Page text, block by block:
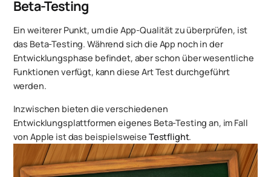
Beta-Testing
Ein weiterer Punkt, um die App-Qualität zu überprüfen, ist
das Beta-Testing. Während sich die App noch in der
Entwicklungsphase befindet, aber schon über wesentliche
Funktionen verfügt, kann diese Art Test durchgeführt
werden.
Inzwischen bieten die verschiedenen
Entwicklungsplattformen eigenes Beta-Testing an, im Fall
von Apple ist das beispielsweise Testflight.